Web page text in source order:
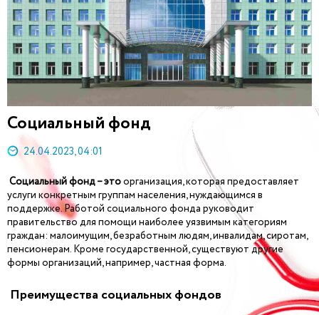
Социальный фонд
24.04.2023, 04:01
Социальный фонд – этоорганизация, которая предоставляет
услуги конкретным группам населения, нуждающимся в
поддержке. Работой социального фонда руководит
правительство для помощи наиболее уязвимым категориям
граждан: малоимущим, безработным людям, инвалидам, сиротам,
пенсионерам. Кроме государственной, существуют другие
формы организаций, например, частная форма.
Преимущества социальных фондов